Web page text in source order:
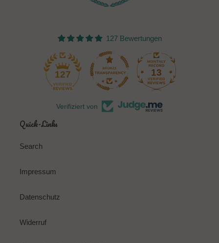
127 Bewertungen
127 13
Verifiziert von
Quick-Links
Search
Impressum
Datenschutz
Widerruf